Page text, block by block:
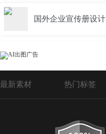
国外企业宣传册设计
体检宣传册设计模板
酒店宣传册设计
最新素材 热门标签